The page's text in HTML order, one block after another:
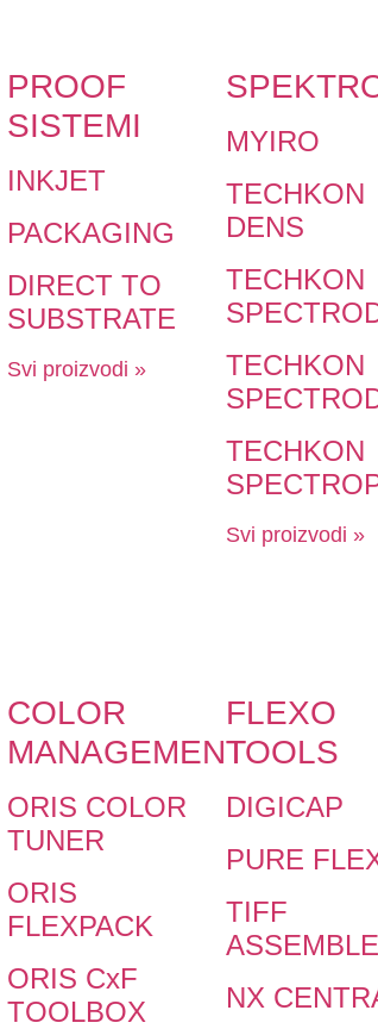
PROOF
SISTEMI
INKJET
PACKAGING
DIRECT TO
SUBSTRATE
Svi proizvodi »
MYIRO
TECHKON
DENS
TECHKON
TECHKON
TECHKON
Svi proizvodi »
COLOR
MANAGEMENT
ORIS COLOR
TUNER
ORIS
FLEXPACK
ORIS CxF
TOOLBOX
FLEXO
TOOLS
DIGICAP
PURE
TIFF
NX